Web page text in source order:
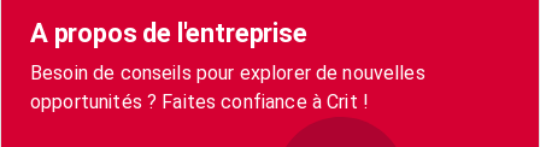
A propos de l'entreprise
Besoin de conseils pour explorer de nouvelles
opportunités ? Faites confiance à Crit !